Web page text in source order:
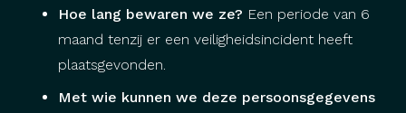
Hoe lang bewaren we ze? Een periode van 6
maand tenzij er een veiligheidsincident heeft
plaatsgevonden.
Met wie kunnen we deze persoonsgegevens